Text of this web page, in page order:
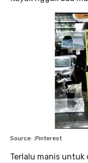
Source: ;Pinterest
Terlalu manis untuk